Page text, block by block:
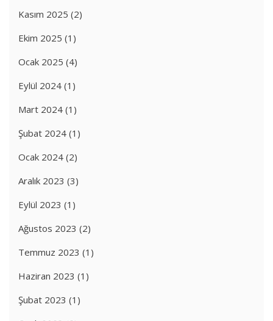
Kasım 2025 (2)
Ekim 2025 (1)
Ocak 2025 (4)
Eylül 2024 (1)
Mart 2024 (1)
Şubat 2024 (1)
Ocak 2024 (2)
Aralık 2023 (3)
Eylül 2023 (1)
Ağustos 2023 (2)
Temmuz 2023 (1)
Haziran 2023 (1)
Şubat 2023 (1)